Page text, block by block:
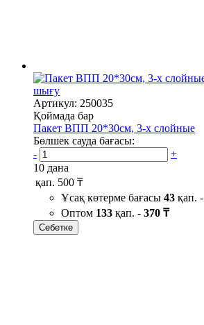
шығу
Артикул: 250035
Қоймада бар
Пакет ВПП 20*30см, 3-х слойные
Бөлшек сауда бағасы:
-
+
10 дана
қап. 500 ₸
Ұсақ көтерме бағасы 43 қап. -
Оптом 133 қап. - 370 ₸
Себетке